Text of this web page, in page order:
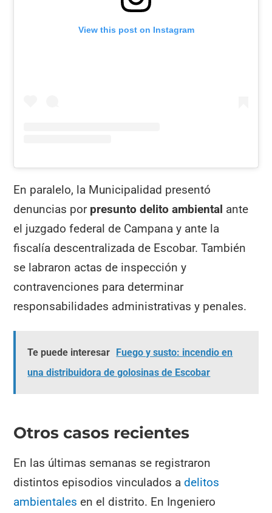
View this post on Instagram
En paralelo, la Municipalidad presentó
denuncias por presunto delito ambiental ante
el juzgado federal de Campana y ante la
fiscalía descentralizada de Escobar. También
se labraron actas de inspección y
contravenciones para determinar
responsabilidades administrativas y penales.
Te puede interesar
Fuego y susto: incendio en
una distribuidora de golosinas de Escobar
Otros casos recientes
En las últimas semanas se registraron
distintos episodios vinculados adelitos
ambientales en el distrito. En Ingeniero